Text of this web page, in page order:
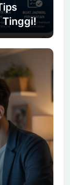
Tinggi!